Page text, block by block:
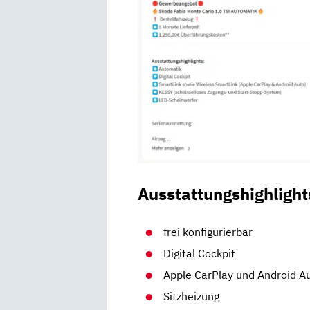
frei konfigurierbar
Digital Cockpit
Apple CarPlay und Android
Sitzheizung